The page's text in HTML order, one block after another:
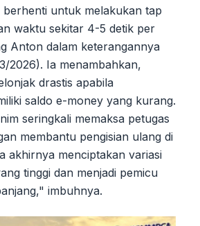
berhenti untuk melakukan tap
waktu sekitar 4-5 detik per
Anton dalam keterangannya
2026). Ia menambahkan,
drastis apabila
saldo e-money yang kurang.
seringkali memaksa petugas
membantu pengisian ulang di
akhirnya menciptakan variasi
tinggi dan menjadi pemicu
imbuhnya.